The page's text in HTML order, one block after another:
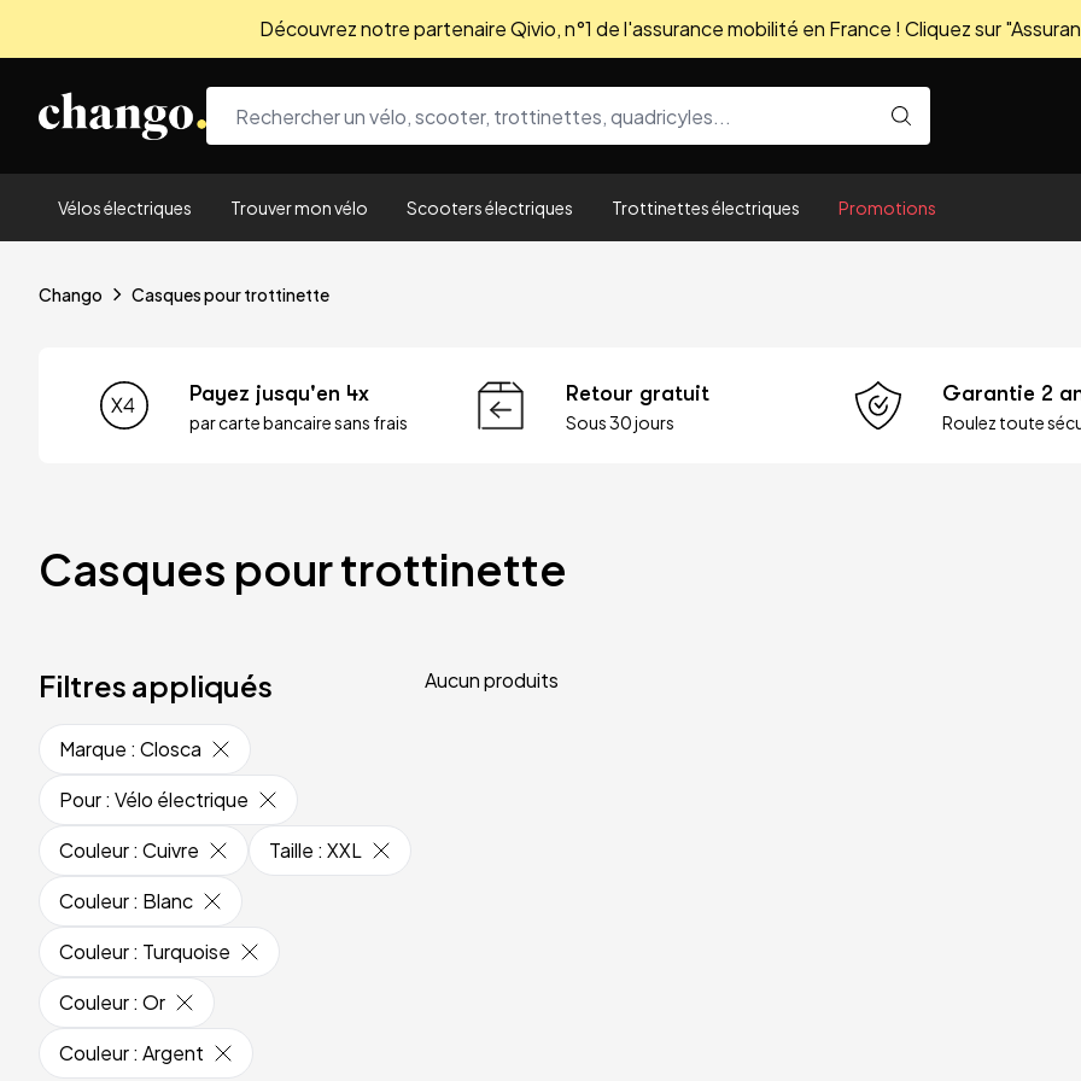
Découvrez notre partenaire Qivio, n°1 de l'assurance mobilité en France ! Cliquez sur
Vélos électriques Trouver mon vélo Scooters électriques Trottinettes électriques Promotions
Chango Casques pour trottinette
Payez jusqu'en 4x
par carte bancaire sans frais
Retour gratuit
Sous 30 jours
Garantie 2
Roulez toute
Casques pour trottinette
Filtres appliqués
Marque : Closca
Pour: Vélo électrique
Couleur: Cuivre Taille : XXL
Couleur: Blanc
Couleur: Turquoise
Couleur: Or
Couleur: Argent
Aucun produits